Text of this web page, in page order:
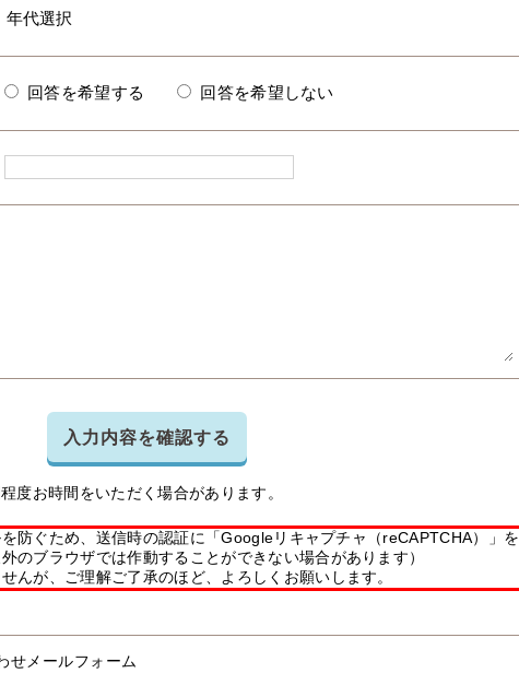
回答を希望する 回答を希望しない
入力内容を確認する
度お時間をいただく場合があります。
防ぐため、送信時の認証に「Googleリキャプチャ（reCAPTCHA）」を
のブラウザでは作動することができない場合があります）
んが、ご理解ご了承のほど、よろしくお願いします。
せメールフォーム